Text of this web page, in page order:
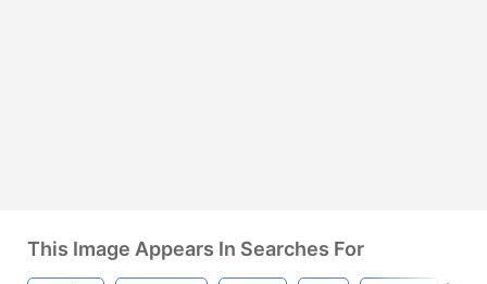
This Image Appears In Searches For